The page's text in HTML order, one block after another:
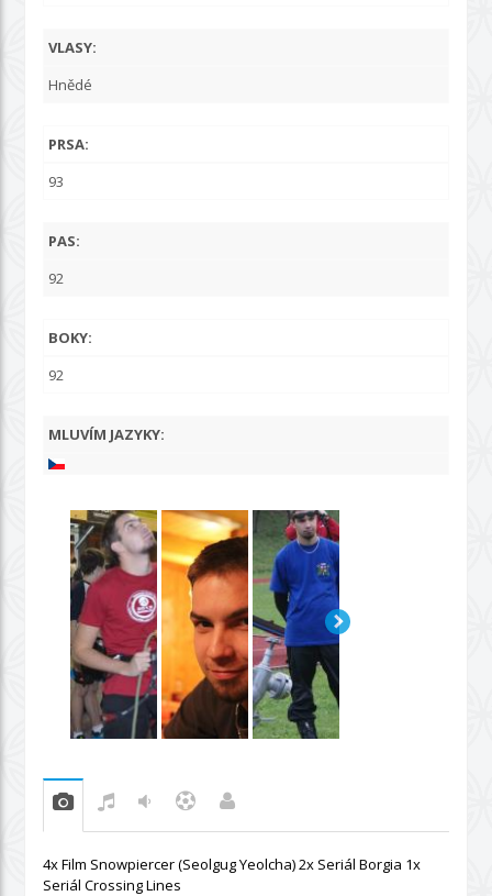
VLASY:
Hnědé
PRSA:
93
PAS:
92
BOKY:
92
MLUVÍM JAZYKY:
4x Film Snowpiercer (Seolgug Yeolcha) 2x Seriál Borgia 1x
Seriál Crossing Lines